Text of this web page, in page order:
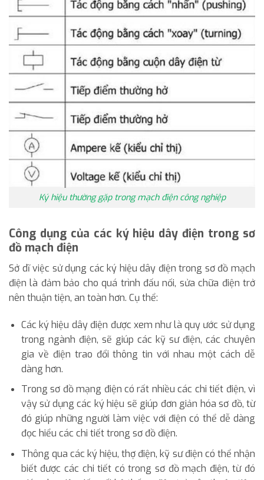
Ký hiệu thường gặp trong mạch điện công nghiệp
Công dụng của các ký hiệu dây điện trong sơ
đồ mạch điện
Sở dĩ việc sử dụng các ký hiệu dây điện trong sơ đồ mạch
điện là đảm bảo cho quá trình đấu nối, sửa chữa điện trở
nên thuận tiện, an toàn hơn. Cụ thể:
Các ký hiệu dây điện được xem như là quy ước sử dụng
trong ngành điện, sẽ giúp các kỹ sư điện, các chuyên
gia về điện trao đổi thông tin với nhau một cách dễ
dàng hơn.
Trong sơ đồ mạng điện có rất nhiều các chi tiết điện, vì
vậy sử dụng các ký hiệu sẽ giúp đơn giản hóa sơ đồ, từ
đó giúp những người làm việc với điện có thể dễ dàng
đọc hiểu các chi tiết trong sơ đồ điện.
Thông qua các ký hiệu, thợ điện, kỹ sư điện có thể nhận
biết được các chi tiết có trong sơ đồ mạch điện, từ đó